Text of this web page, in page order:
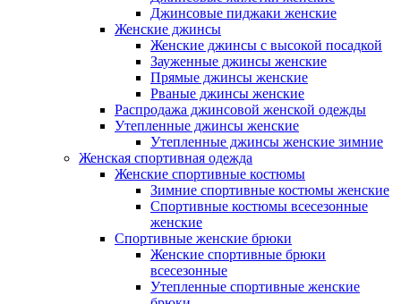
Джинсовые пиджаки женские
Женские джинсы
Женские джинсы с высокой посадкой
Зауженные джинсы женские
Прямые джинсы женские
Рваные джинсы женские
Распродажа джинсовой женской одежды
Утепленные джинсы женские
Утепленные джинсы женские зимние
Женская спортивная одежда
Женские спортивные костюмы
Зимние спортивные костюмы женские
Спортивные костюмы всесезонные
женские
Спортивные женские брюки
Женские спортивные брюки
всесезонные
Утепленные спортивные женские